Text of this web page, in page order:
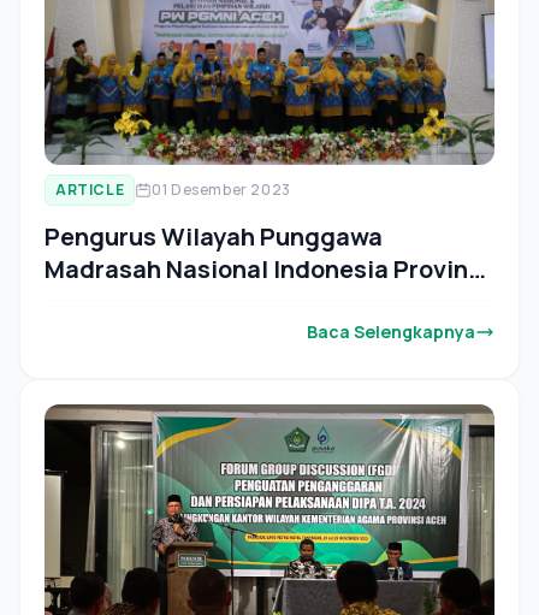
ARTICLE 01 Desember 2023
Pengurus Wilayah Punggawa
Madrasah Nasional Indonesia Provinsi
Baca Selengkapnya